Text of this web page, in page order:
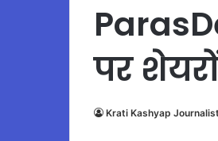
पर
Krati Kashyap Journalist